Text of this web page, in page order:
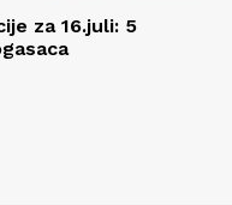
za 16.juli: 5